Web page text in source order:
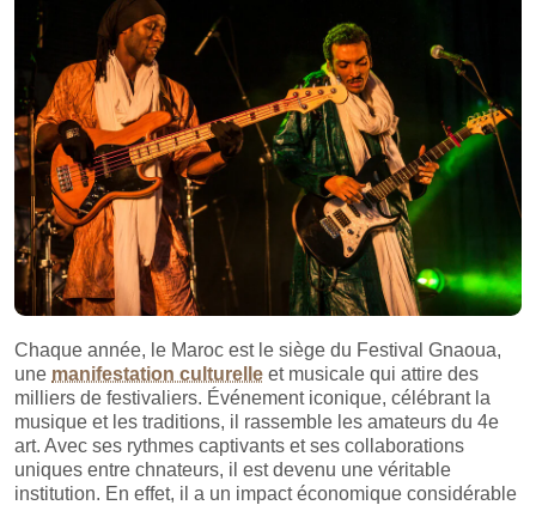
Chaque année, le Maroc est le siège du Festival Gnaoua,
une manifestation culturelle et musicale qui attire des
milliers de festivaliers. Événement iconique, célébrant la
musique et les traditions, il rassemble les amateurs du 4e
art. Avec ses rythmes captivants et ses collaborations
uniques entre chnateurs, il est devenu une véritable
institution. En effet, il a un impact économique considérable